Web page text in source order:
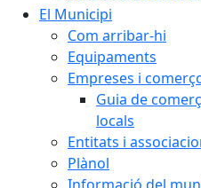
El Municipi
Com arribar-hi
Equipaments
Empreses i
Guia de
locals
Entitats i
Plànol